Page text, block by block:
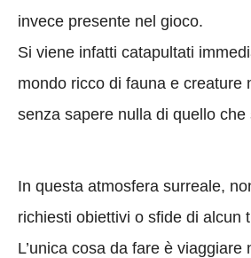
invece presente nel gioco.
Si viene infatti catapultati
mondo ricco di fauna e creature
senza sapere nulla di quello che
In questa atmosfera surreale,
richiesti obiettivi o sfide di alcun
L’unica cosa da fare è viaggiare